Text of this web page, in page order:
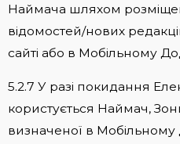
Наймача шляхом
відомостей/нових
сайті або в Мобільному
5.2.7 У разі покидання
користується Наймач,
визначеної в Мобільному